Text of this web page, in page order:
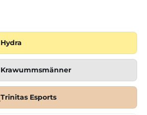
Hydra
Krawummsmänner
Trinitas Esports